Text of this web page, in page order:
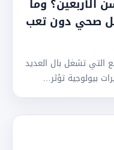
الأربعين؟ وما
صحي دون تعب
التي تشغل بال العديد
بيولوجية تؤثر…